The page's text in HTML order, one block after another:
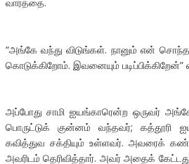
“அங்கே வந்து விடுங்கள். நானும் என்
கொடுக்கிறோம். இவனையும்
அப்போது சாமி ஐயங்காரென்ற ஒருவர்
பொருட்டுக் குன்னம் வந்தவர்; கத்தூரி
கவித்துவ சக்தியும் உள்ளவர். அவரைக்
அவரிடம் தெரிவித்தார். அவர் அதைக்